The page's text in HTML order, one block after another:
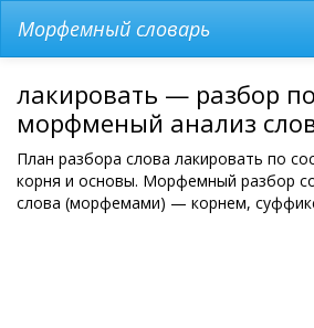
Морфемный словарь
лакировать — разбор
морфменый анализ
План разбора слова лакировать по
корня и основы. Морфемный разбор
слова (морфемами) — корнем,